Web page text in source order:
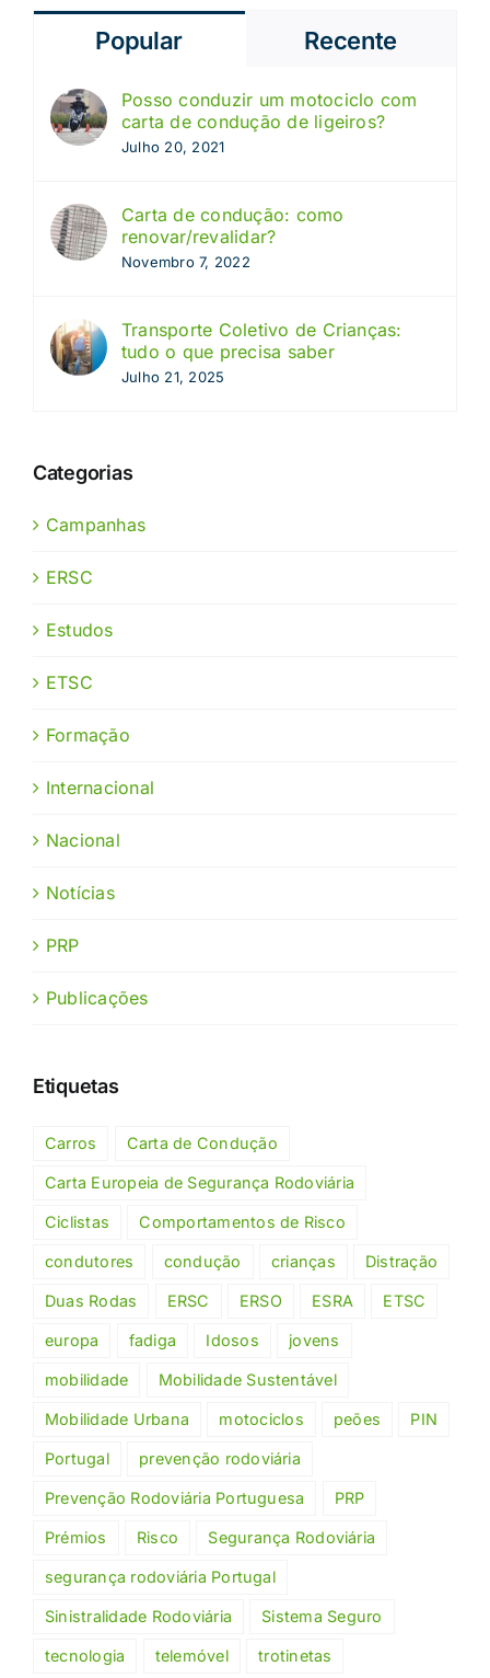
Popular Recente
Posso conduzir um motociclo com
carta de condução de ligeiros?
Julho 20, 2021
Carta de condução: como
renovar/revalidar?
Novembro 7, 2022
Transporte Coletivo de Crianças:
tudo o que precisa saber
Julho 21, 2025
Categorias
Campanhas
ERSC
Estudos
ETSC
Formação
Internacional
Nacional
Notícias
PRP
Publicações
Etiquetas
Carros Carta de Condução
Carta Europeia de Segurança Rodoviária
Ciclistas Comportamentos de Risco
condutores condução crianças Distração
Duas Rodas ERSC ERSO ESRA ETSC
europa fadiga Idosos jovens
mobilidade Mobilidade Sustentável
Mobilidade Urbana motociclos peões PIN
Portugal prevenção rodoviária
Prevenção Rodoviária Portuguesa PRP
Prémios Risco Segurança Rodoviária
segurança rodoviária Portugal
Sinistralidade Rodoviária Sistema Seguro
tecnologia telemóvel trotinetas